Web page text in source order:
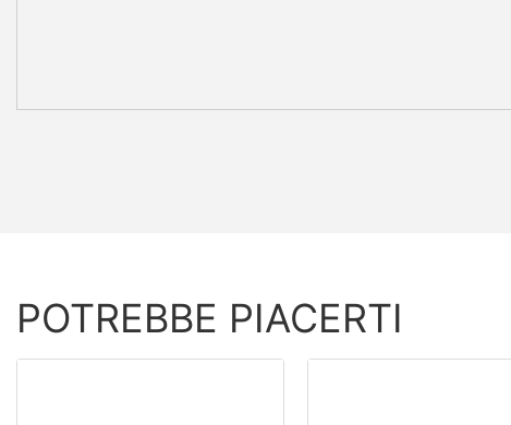
POTREBBE PIACERTI